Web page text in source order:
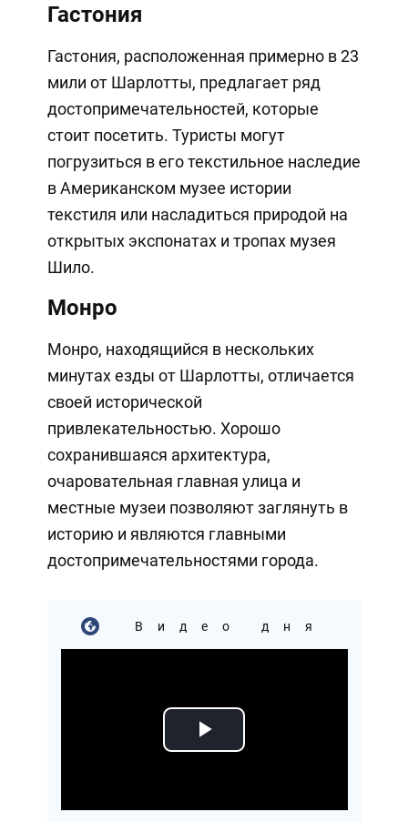
Гастония
Гастония, расположенная примерно в 23
мили от Шарлотты, предлагает ряд
достопримечательностей, которые
стоит посетить. Туристы могут
погрузиться в его текстильное наследие
в Американском музее истории
текстиля или насладиться природой на
открытых экспонатах и тропах музея
Шило.
Монро
Монро, находящийся в нескольких
минутах езды от Шарлотты, отличается
своей исторической
привлекательностью. Хорошо
сохранившаяся архитектура,
очаровательная главная улица и
местные музеи позволяют заглянуть в
историю и являются главными
достопримечательностями города.
Видео дня
Play